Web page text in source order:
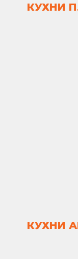
КУХНИ
КУХНИ